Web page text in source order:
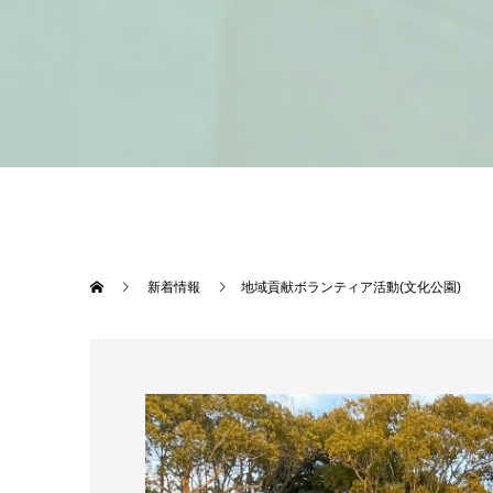
新着情報 地域貢献ボランティア活動(文化公園)